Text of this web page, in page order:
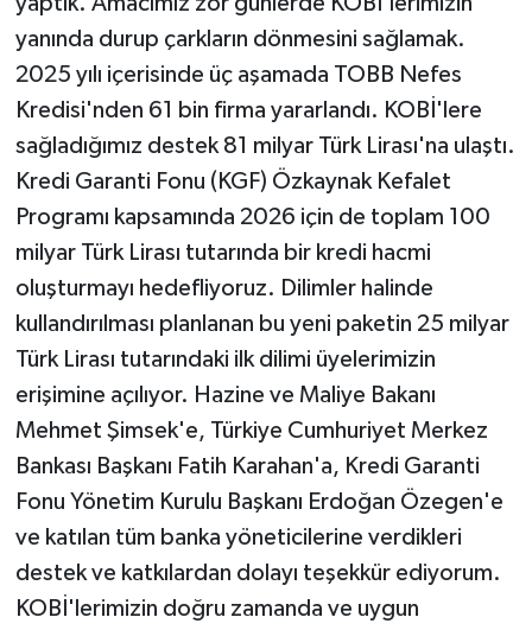
yanında durup çarkların dönmesini sağlamak.
2025 yılı içerisinde üç aşamada TOBB Nefes
Kredisi'nden 61 bin firma yararlandı. KOBİ'lere
sağladığımız destek 81 milyar Türk Lirası'na ulaştı.
Kredi Garanti Fonu (KGF) Özkaynak Kefalet
Programı kapsamında 2026 için de toplam 100
milyar Türk Lirası tutarında bir kredi hacmi
oluşturmayı hedefliyoruz. Dilimler halinde
kullandırılması planlanan bu yeni paketin 25 milyar
Türk Lirası tutarındaki ilk dilimi üyelerimizin
erişimine açılıyor. Hazine ve Maliye Bakanı
Mehmet Şimsek'e, Türkiye Cumhuriyet Merkez
Bankası Başkanı Fatih Karahan'a, Kredi Garanti
Fonu Yönetim Kurulu Başkanı Erdoğan Özegen'e
ve katılan tüm banka yöneticilerine verdikleri
destek ve katkılardan dolayı teşekkür ediyorum.
KOBİ'lerimizin doğru zamanda ve uygun